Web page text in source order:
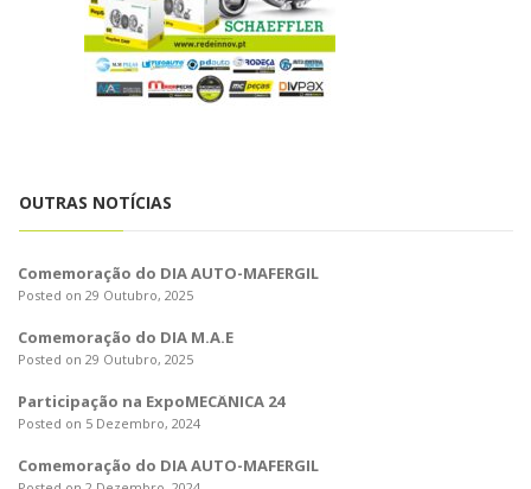
OUTRAS NOTÍCIAS
Comemoração do DIA AUTO-MAFERGIL
Posted on 29 Outubro, 2025
Comemoração do DIA M.A.E
Posted on 29 Outubro, 2025
Participação na ExpoMECÂNICA 24
Posted on 5 Dezembro, 2024
Comemoração do DIA AUTO-MAFERGIL